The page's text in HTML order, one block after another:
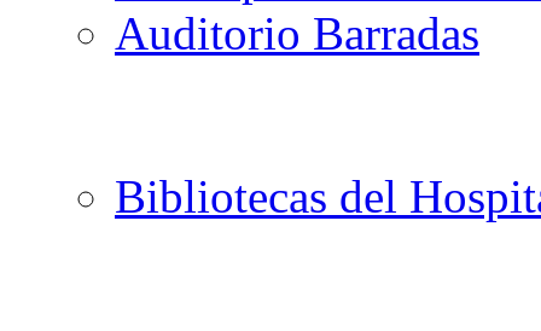
Auditorio Barradas
Bibliotecas del